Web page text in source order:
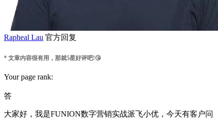
Rapheal Lau 官方回复
* 文章内容很有用，那就5星好评吧!😘
Your page rank:
答
大家好，我是FUNION数字营销实战派飞小优，今天有客户问